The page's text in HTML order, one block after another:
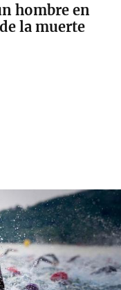
hombre en
la muerte